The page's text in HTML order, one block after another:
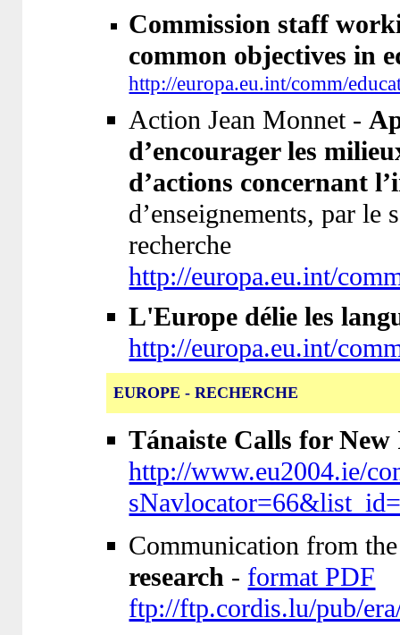
Commission staff
common objectives in
http://europa.eu.int/comm/
Action Jean Monnet -
d’encourager les
d’actions concernant
d’enseignements, par le
recherche
http://europa.eu.int/
L'Europe délie les
http://europa.eu.int/
EUROPE - RECHERCHE
Tánaiste Calls for
http://www.eu2004.ie/
Communication from
research - format PDF
ftp://ftp.cordis.lu/pub/